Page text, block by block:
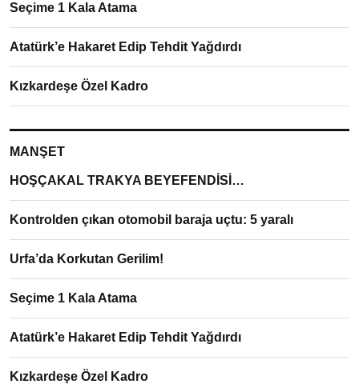
Seçime 1 Kala Atama
Atatürk’e Hakaret Edip Tehdit Yağdırdı
Kızkardeşe Özel Kadro
MANŞET
HOŞÇAKAL TRAKYA BEYEFENDİSİ…
Kontrolden çıkan otomobil baraja uçtu: 5 yaralı
Urfa’da Korkutan Gerilim!
Seçime 1 Kala Atama
Atatürk’e Hakaret Edip Tehdit Yağdırdı
Kızkardeşe Özel Kadro